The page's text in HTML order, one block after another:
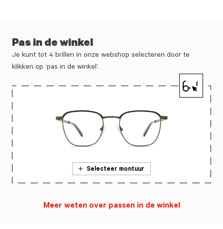
Pas in de winkel
Je kunt tot 4 brillen in onze webshop selecteren door te
klikken op ‘pas in de winkel’.
Selecteer montuur
Meer weten over passen in de winkel